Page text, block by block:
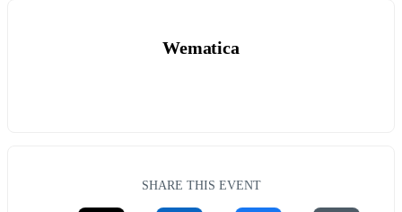
Wematica
SHARE THIS EVENT